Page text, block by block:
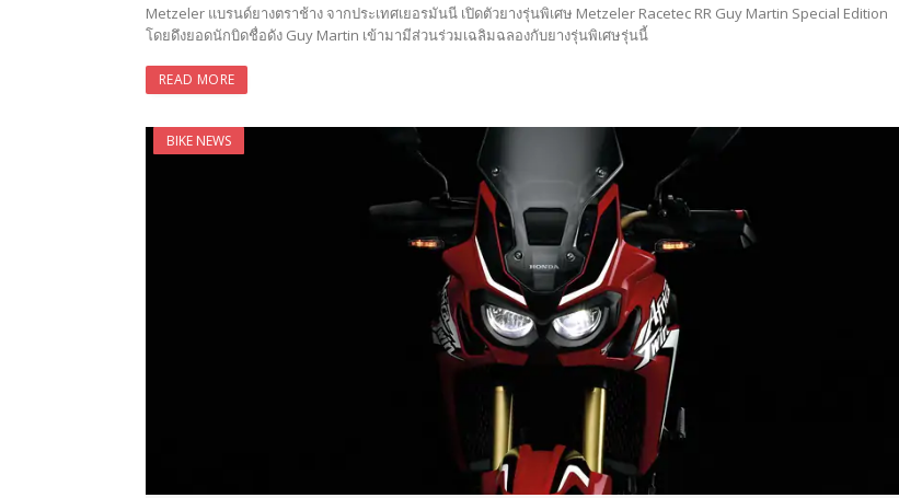
Metzeler แบรนด์ยางตราช้าง จากประเทศเยอรมันนี เปิดตัวยางรุ่นพิเศษ Metzeler Racetec RR Guy Martin Special Edition
โดยดึงยอดนักบิดชื่อดัง Guy Martin เข้ามามีส่วนร่วมเฉลิมฉลองกับยางรุ่นพิเศษรุ่นนี้
READ MORE
BIKE NEWS